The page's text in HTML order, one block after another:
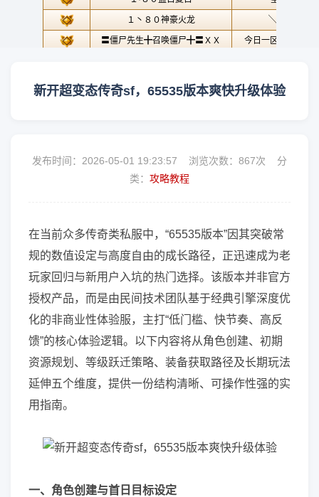
新开超变态传奇sf，65535版本爽快升级体验
发布时间：2026-05-01 19:23:57 浏览次数： 867次 分
类： 攻略教程
在当前众多传奇类私服中，“65535版本”因其突破常
规的数值设定与高度自由的成长路径，正迅速成为老
玩家回归与新用户入坑的热门选择。该版本并非官方
授权产品，而是由民间技术团队基于经典引擎深度优
化的非商业性体验服，主打“低门槛、快节奏、高反
馈”的核心体验逻辑。以下内容将从角色创建、初期
资源规划、等级跃迁策略、装备获取路径及长期玩法
延伸五个维度，提供一份结构清晰、可操作性强的实
用指南。
一、角色创建与首日目标设定